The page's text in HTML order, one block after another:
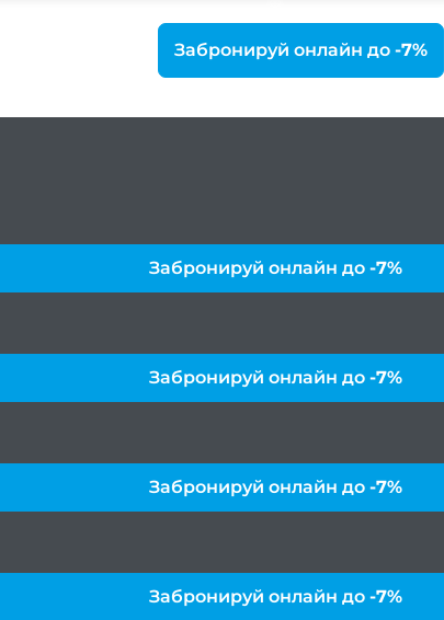
Забронируй онлайн до -7%
Забронируй онлайн до -7%
Забронируй онлайн до -7%
Забронируй онлайн до -7%
Забронируй онлайн до -7%